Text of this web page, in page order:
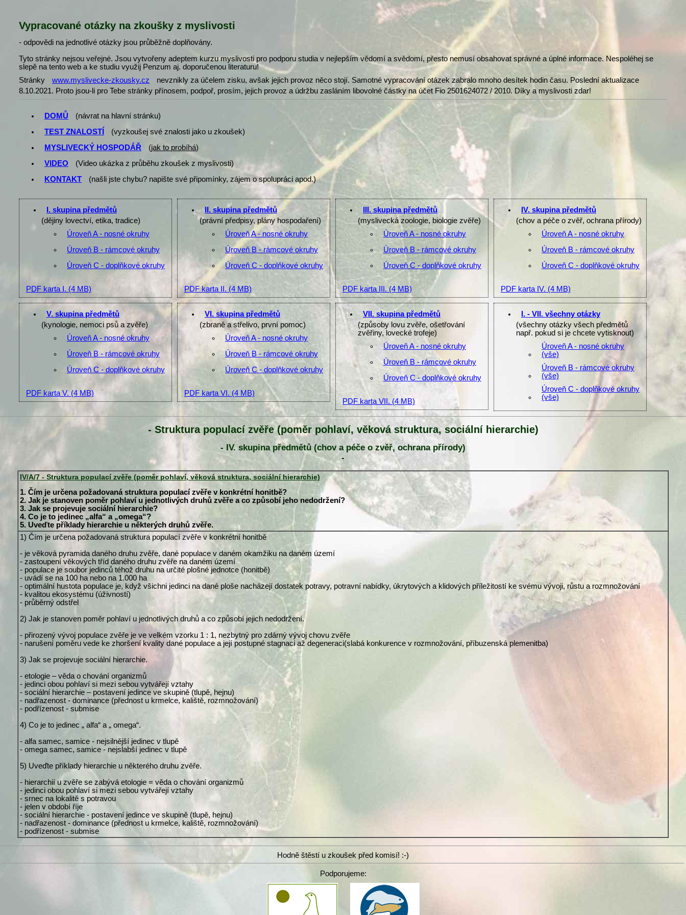
Vypracované otázky na zkoušky z myslivosti
- odpovědi na jednotlivé otázky jsou průběžně doplňovány.
Tyto stránky nejsou veřejné. Jsou vytvořeny adeptem kurzu myslivosti pro podporu studia v nejlepším vědomí a svědomí, přesto nemusí obsahovat správné a úplné informace. Nespoléhej se
slepě na tento web a ke studiu využij Penzum aj. doporučenou literaturu!
Stránky
www.myslivecke-zkousky.cz
nevznikly za účelem zisku, avšak jejich provoz něco stojí. Samotné vypracování otázek zabralo mnoho desítek hodin času. Poslední aktualizace
8.10.2021. Proto jsou-li pro Tebe stránky přínosem, podpoř, prosím, jejich provoz a údržbu zasláním libovolné částky na účet Fio 2501624072 / 2010. Díky a myslivosti zdar!
DOMŮ
(návrat na hlavní stránku)
TEST ZNALOSTÍ
(vyzkoušej své znalosti jako u zkoušek)
MYSLIVECKÝ HOSPODÁŘ
(jak to probíhá)
VIDEO
(Video ukázka z průběhu zkoušek z myslivosti)
KONTAKT
(našli jste chybu? napište své připomínky, zájem o spolupráci apod.)
I. skupina předmětů
(dějiny lovectví, etika, tradice)
Úroveň A - nosné okruhy
Úroveň B - rámcové okruhy
Úroveň C - doplňkové okruhy
PDF karta I. (4 MB)
II. skupina předmětů
(právní předpisy, plány hospodaření)
Úroveň A - nosné okruhy
Úroveň B - rámcové okruhy
Úroveň C - doplňkové okruhy
PDF karta II. (4 MB)
III. skupina předmětů
(myslivecká zoologie, biologie zvěře)
Úroveň A - nosné okruhy
Úroveň B - rámcové okruhy
Úroveň C - doplňkové okruhy
PDF karta III. (4 MB)
IV. skupina předmětů
(chov a péče o zvěř, ochrana přírody)
Úroveň A - nosné okruhy
Úroveň B - rámcové okruhy
Úroveň C - doplňkové okruhy
PDF karta IV. (4 MB)
V. skupina předmětů
(kynologie, nemoci psů a zvěře)
Úroveň A - nosné okruhy
Úroveň B - rámcové okruhy
Úroveň C - doplňkové okruhy
PDF karta V. (4 MB)
VI. skupina předmětů
(zbraně a střelivo, první pomoc)
Úroveň A - nosné okruhy
Úroveň B - rámcové okruhy
Úroveň C - doplňkové okruhy
PDF karta VI. (4 MB)
VII. skupina předmětů
(způsoby lovu zvěře, ošetřování
zvěřiny, lovecké trofeje)
Úroveň A - nosné okruhy
Úroveň B - rámcové okruhy
Úroveň C - doplňkové okruhy
PDF karta VII. (4 MB)
I. - VII. všechny otázky
(všechny otázky všech předmětů
např. pokud si je chcete vytisknout)
Úroveň A - nosné okruhy
(vše)
Úroveň B - rámcové okruhy
(vše)
Úroveň C - doplňkové okruhy
(vše)
- Struktura populací zvěře (poměr pohlaví, věková struktura, sociální hierarchie)
- IV. skupina předmětů (chov a péče o zvěř, ochrana přírody)
-
IV/A/7 - Struktura populací zvěře (poměr pohlaví, věková struktura, sociální hierarchie)
1. Čím je určena požadovaná struktura populací zvěře v konkrétní honitbě?
2. Jak je stanoven poměr pohlaví u jednotlivých druhů zvěře a co způsobí jeho nedodržení?
3. Jak se projevuje sociální hierarchie?
4. Co je to jedinec „alfa“ a „omega“?
5. Uveďte příklady hierarchie u některých druhů zvěře.
1) Čím je určena požadovaná struktura populací zvěře v konkrétní honitbě
- je věková pyramida daného druhu zvěře, dané populace v daném okamžiku na daném území
- zastoupení věkových tříd daného druhu zvěře na daném území
- populace je soubor jedinců téhož druhu na určité plošné jednotce (honitbě)
- uvádí se na 100 ha nebo na 1.000 ha
- optimální hustota populace je, když všichni jedinci na dané ploše nacházejí dostatek potravy, potravní nabídky, úkrytových a klidových příležitostí ke svému vývoji, růstu a rozmnožování
- kvalitou ekosystému (úživností)
- průběrný odstřel
2) Jak je stanoven poměr pohlaví u jednotlivých druhů a co způsobí jejich nedodržení.
- přirozený vývoj populace zvěře je ve velkém vzorku 1 : 1, nezbytný pro zdárný vývoj chovu zvěře
- narušení poměru vede ke zhoršení kvality dané populace a její postupné stagnaci až degeneraci(slabá konkurence v rozmnožování, příbuzenská plemenitba)
3) Jak se projevuje sociální hierarchie.
- etologie – věda o chování organizmů
- jedinci obou pohlaví si mezi sebou vytvářejí vztahy
- sociální hierarchie – postavení jedince ve skupině (tlupě, hejnu)
- nadřazenost - dominance (přednost u krmelce, kaliště, rozmnožování)
- podřízenost - submise
4) Co je to jedinec „ alfa“ a „ omega“.
- alfa samec, samice - nejsilnější jedinec v tlupě
- omega samec, samice - nejslabší jedinec v tlupě
5) Uveďte příklady hierarchie u některého druhu zvěře.
- hierarchií u zvěře se zabývá etologie = věda o chování organizmů
- jedinci obou pohlaví si mezi sebou vytvářejí vztahy
- srnec na lokalitě s potravou
- jelen v období říje
- sociální hierarchie - postavení jedince ve skupině (tlupě, hejnu)
- nadřazenost - dominance (přednost u krmelce, kaliště, rozmnožování)
- podřízenost - submise
Hodně štěstí u zkoušek před komisí! :-)
Podporujeme: